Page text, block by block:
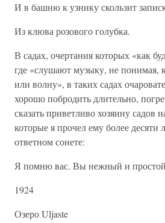
И в башню к узнику скользит
Из клюва розового голубка.
В садах, очертания которых «как
где «слушают музыку, не понимая,
или волну», в таких садах
хорошо побродить длительно,
сказать приветливо хозяину садов
которые я прочел ему более десяти
ответном сонете:
Я помню вас. Вы нежный и
1924
Озеро Uljaste